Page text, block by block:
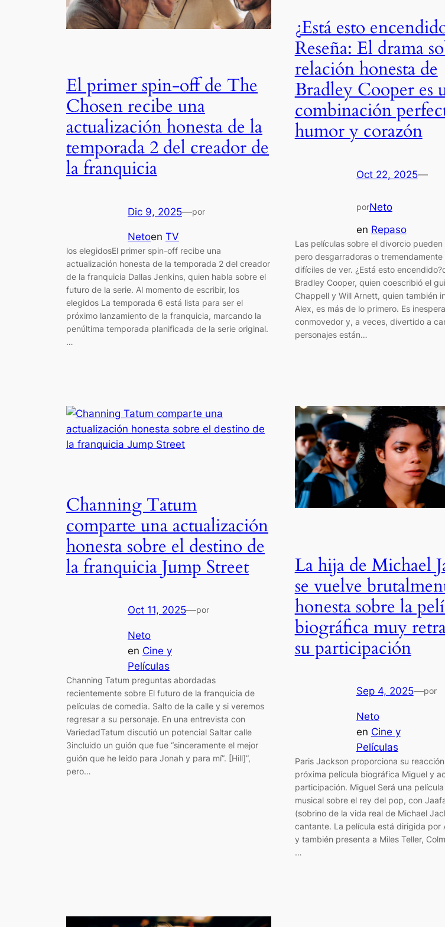
El primer spin-off de The
Chosen recibe una
actualización honesta de la
temporada 2 del creador de
la franquicia
Dic 9, 2025—por
Netoen TV
los elegidosEl primer spin-off recibe una
actualización honesta de la temporada 2 del creador
de la franquicia Dallas Jenkins, quien habla sobre el
futuro de la serie. Al momento de escribir, los
elegidos La temporada 6 está lista para ser el
próximo lanzamiento de la franquicia, marcando la
penúltima temporada planificada de la serie original.
…
¿Está esto
Reseña: El drama
relación honesta de
Bradley Cooper es
combinación
humor y corazón
Oct 22, 2025—
porNeto
en Repaso
Las películas sobre el divorcio
pero desgarradoras o
difíciles de ver. ¿Está esto
Bradley Cooper, quien coescribió el
Chappell y Will Arnett, quien también
Alex, es más de lo primero. Es
conmovedor y, a veces, divertido a
personajes están…
Channing Tatum
comparte una actualización
honesta sobre el destino de
la franquicia Jump Street
Oct 11, 2025—por
Neto
en Cine y
Películas
Channing Tatum preguntas abordadas
recientemente sobre El futuro de la franquicia de
películas de comedia. Salto de la calle y si veremos
regresar a su personaje. En una entrevista con
VariedadTatum discutió un potencial Saltar calle
3incluido un guión que fue “sinceramente el mejor
guión que he leído para Jonah y para mí”. [Hill]”,
pero…
La hija de Michael
se vuelve
honesta sobre la
biográfica muy
su participación
Sep 4, 2025—por
Neto
en Cine y
Películas
Paris Jackson proporciona su
próxima película biográfica Miguel y
participación. Miguel Será una
musical sobre el rey del pop, con
(sobrino de la vida real de Michael
cantante. La película está dirigida por
y también presenta a Miles Teller,
…